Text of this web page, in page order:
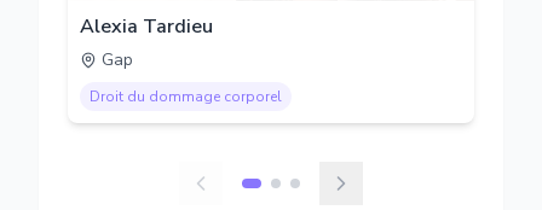
Alexia Tardieu
Gap
Droit du dommage corporel